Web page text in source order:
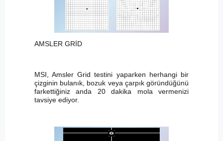
AMSLER GRİD
MSI, Amsler Grid testini yaparken herhangi bir
çizginin bulanık, bozuk veya çarpık göründüğünü
farkettiğiniz anda 20 dakika mola vermenizi
tavsiye ediyor.